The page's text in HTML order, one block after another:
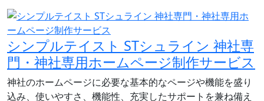
シンプルテイスト STシュライン 神社専
門・神社専用ホームページ制作サービス
神社のホームページに必要な基本的なページや機能を盛り
込み、使いやすさ、機能性、充実したサポートを兼ね備え